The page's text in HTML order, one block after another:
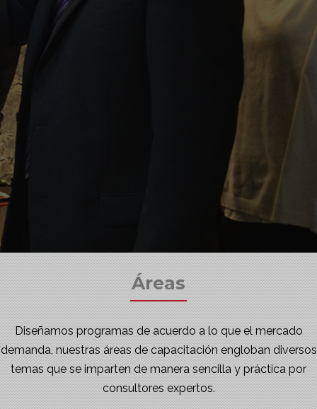
Áreas
Diseñamos programas de acuerdo a lo que el mercado
demanda, nuestras áreas de capacitación engloban diversos
temas que se imparten de manera sencilla y práctica por
consultores expertos.